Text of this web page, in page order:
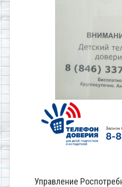
Управление